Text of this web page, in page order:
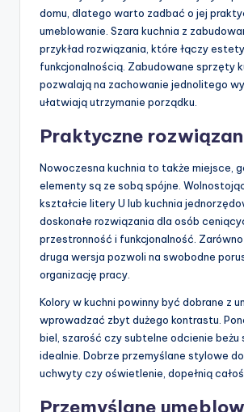
domu, dlatego warto zadbać o jej
umeblowanie. Szara kuchnia z
przykład rozwiązania, które łączy
funkcjonalnością. Zabudowane sprzęty
pozwalają na zachowanie jednolitego
ułatwiają utrzymanie porządku.
Praktyczne
Nowoczesna kuchnia to także miejsce,
elementy są ze sobą spójne.
kształcie litery U lub kuchnia
doskonałe rozwiązania dla osób
przestronność i funkcjonalność. Zarówno
druga wersja pozwoli na swobodne
organizację pracy.
Kolory w kuchni powinny być dobrane z
wprowadzać zbyt dużego kontrastu.
biel, szarość czy subtelne odcienie beżu
idealnie. Dobrze przemyślane stylowe
uchwyty czy oświetlenie, dopełnią
Przemyślane